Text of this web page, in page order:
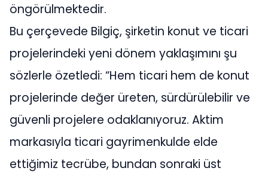
öngörülmektedir.
Bu çerçevede Bilgiç, şirketin konut ve ticari
projelerindeki yeni dönem yaklaşımını şu
sözlerle özetledi: “Hem ticari hem de konut
projelerinde değer üreten, sürdürülebilir ve
güvenli projelere odaklanıyoruz. Aktim
markasıyla ticari gayrimenkulde elde
ettiğimiz tecrübe, bundan sonraki üst